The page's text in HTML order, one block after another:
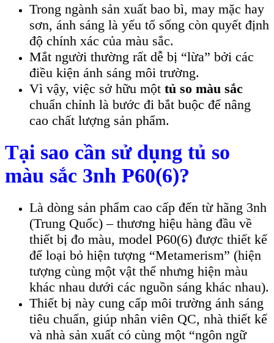
Trong ngành sản xuất bao bì, may mặc hay
sơn, ánh sáng là yếu tố sống còn quyết định
độ chính xác của màu sắc.
Mắt người thường rất dễ bị “lừa” bởi các
điều kiện ánh sáng môi trường.
Vì vậy, việc sở hữu một tủ so màu sắc
chuẩn chỉnh là bước đi bắt buộc để nâng
cao chất lượng sản phẩm.
Tại sao cần sử dụng tủ so
màu sắc 3nh P60(6)?
Là dòng sản phẩm cao cấp đến từ hãng 3nh
(Trung Quốc) – thương hiệu hàng đầu về
thiết bị đo màu, model P60(6) được thiết kế
để loại bỏ hiện tượng “Metamerism” (hiện
tượng cùng một vật thể nhưng hiện màu
khác nhau dưới các nguồn sáng khác nhau).
Thiết bị này cung cấp môi trường ánh sáng
tiêu chuẩn, giúp nhân viên QC, nhà thiết kế
và nhà sản xuất có cùng một “ngôn ngữ